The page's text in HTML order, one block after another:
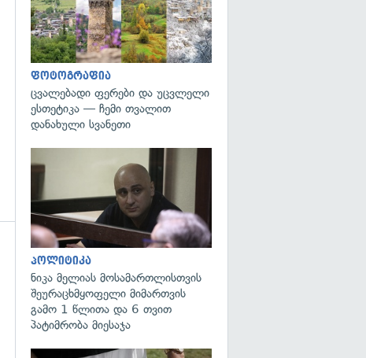
ფოტოგრაფია
ცვალებადი ფერები და უცვლელი
ესთეტიკა — ჩემი თვალით
დანახული სვანეთი
პოლიტიკა
ნიკა მელიას მოსამართლისთვის
შეურაცხმყოფელი მიმართვის
გამო 1 წლითა და 6 თვით
პატიმრობა მიესაჯა